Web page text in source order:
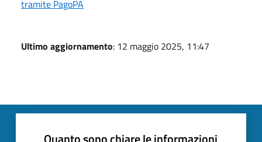
tramite PagoPA
Ultimo aggiornamento: 12 maggio 2025, 11:47